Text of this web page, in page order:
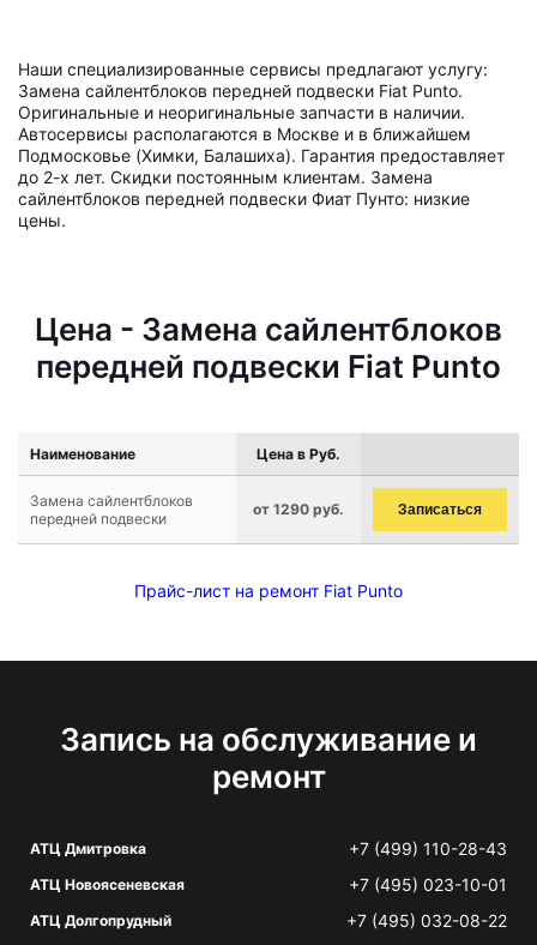
Наши специализированные сервисы предлагают услугу:
Замена сайлентблоков передней подвески Fiat Punto.
Оригинальные и неоригинальные запчасти в наличии.
Автосервисы располагаются в Москве и в ближайшем
Подмосковье (Химки, Балашиха). Гарантия предоставляет
до 2-х лет. Скидки постоянным клиентам. Замена
сайлентблоков передней подвески Фиат Пунто: низкие
цены.
Цена - Замена сайлентблоков
передней подвески Fiat Punto
Наименование Цена в Руб.
Замена сайлентблоков
передней подвески
от 1290 руб. Записаться
Прайс-лист на ремонт Fiat Punto
Запись на обслуживание и
ремонт
АТЦ Дмитровка +7 (499) 110-28-43
АТЦ Новоясеневская +7 (495) 023-10-01
АТЦ Долгопрудный +7 (495) 032-08-22